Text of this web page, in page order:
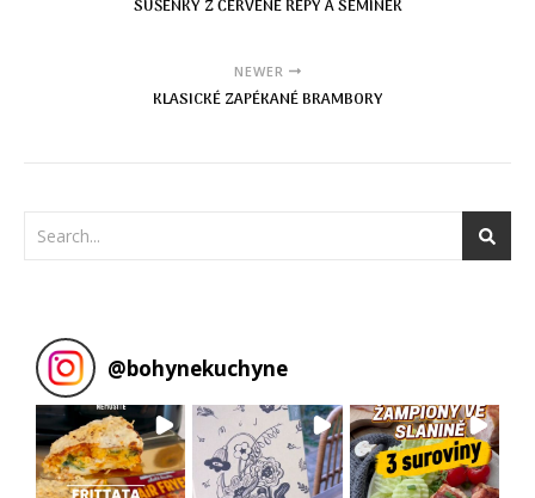
SUŠENKY Z ČERVENÉ ŘEPY A SEMÍNEK
NEWER
KLASICKÉ ZAPÉKANÉ BRAMBORY
@bohynekuchyne